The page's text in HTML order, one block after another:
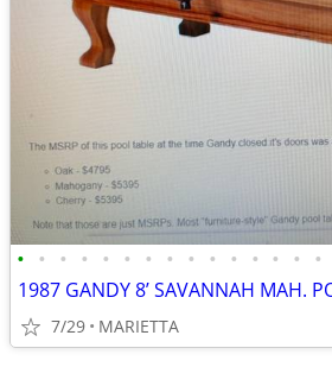
• • • • • • • • • • • • • • •
7/29 MARIETTA